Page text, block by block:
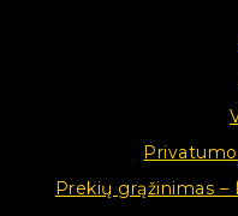
Prekių grąžinimas –